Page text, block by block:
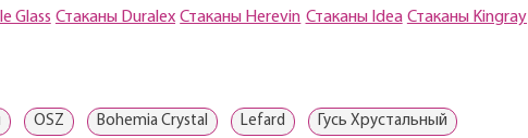
Glass Стаканы Duralex Стаканы Herevin Стаканы Idea Стаканы Kingray
OSZ Bohemia Crystal Lefard Гусь Хрустальный